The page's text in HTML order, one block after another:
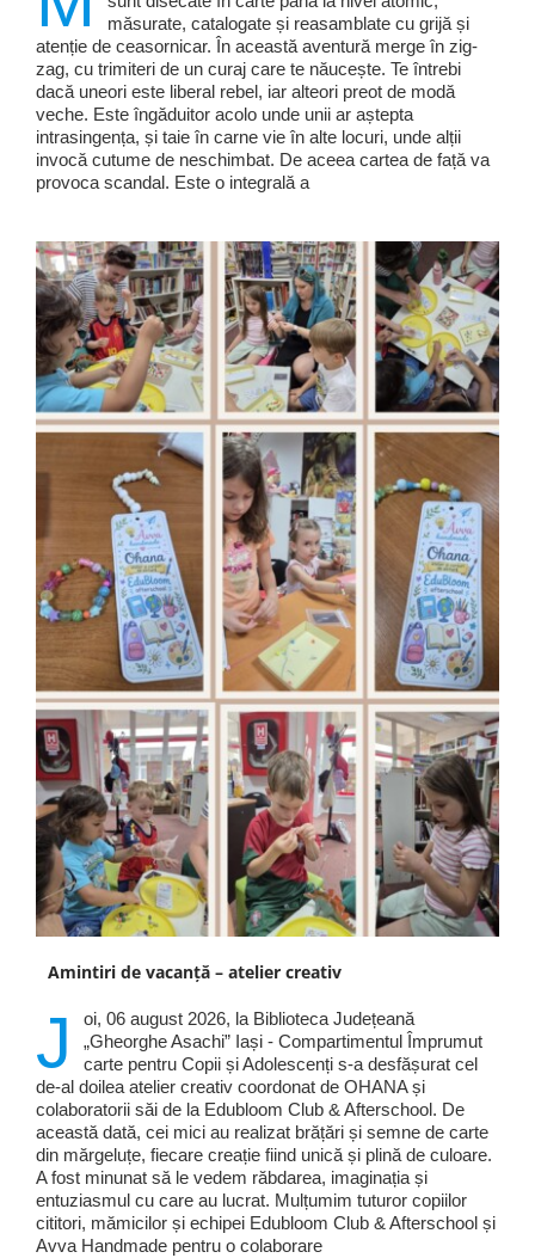
măsurate, catalogate și reasamblate cu grijă și
atenție de ceasornicar. În această aventură merge în zig-
zag, cu trimiteri de un curaj care te năucește. Te întrebi
dacă uneori este liberal rebel, iar alteori preot de modă
veche. Este îngăduitor acolo unde unii ar aștepta
intrasingența, și taie în carne vie în alte locuri, unde alții
invocă cutume de neschimbat. De aceea cartea de față va
provoca scandal. Este o integrală a
Amintiri de vacanță – atelier creativ
J
oi, 06 august 2026, la Biblioteca Județeană
„Gheorghe Asachi” Iași - Compartimentul Împrumut
carte pentru Copii și Adolescenți s-a desfășurat cel
de-al doilea atelier creativ coordonat de OHANA și
colaboratorii săi de la Edubloom Club & Afterschool. De
această dată, cei mici au realizat brățări și semne de carte
din mărgeluțe, fiecare creație fiind unică și plină de culoare.
A fost minunat să le vedem răbdarea, imaginația și
entuziasmul cu care au lucrat. Mulțumim tuturor copiilor
cititori, mămicilor și echipei Edubloom Club & Afterschool și
Avva Handmade pentru o colaborare